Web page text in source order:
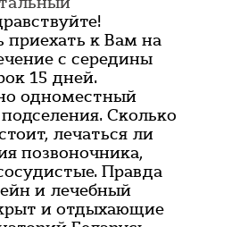
приехать к Вам на
с середины
15 дней.
одноместный
Сколько
лечаться ли
позвоночника,
Правда
и лечебный
и отдыхающие